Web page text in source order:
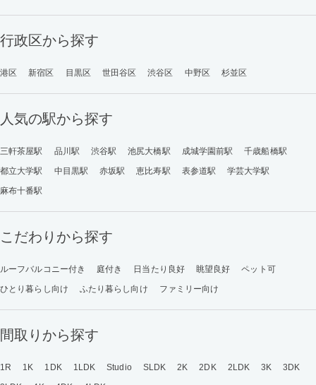
行政区から探す
港区 新宿区 目黒区 世田谷区 渋谷区 中野区 杉並区
人気の駅から探す
三軒茶屋駅 品川駅 渋谷駅 池尻大橋駅 成城学園前駅
千歳船橋駅
都立大学駅
中目黒駅 赤坂駅 恵比寿駅 表参道駅
学芸大学駅
麻布十番駅
こだわりから探す
ルーフバルコニー付き 庭付き 日当たり良好 眺望良好
ペット可
ひとり暮らし向け
ふたり暮らし向け ファミリー向け
間取りから探す
1R 1K 1DK 1LDK Studio SLDK 2K 2DK 2LDK 3K
3DK